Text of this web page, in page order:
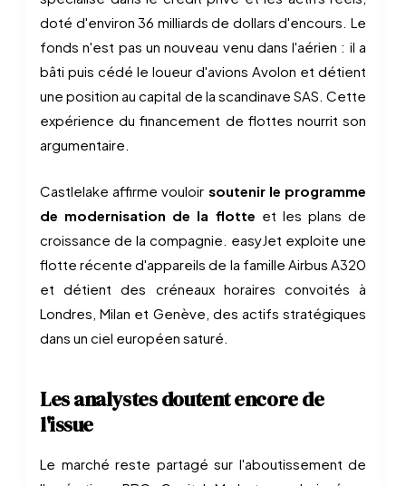
doté d'environ 36 milliards de dollars d'encours. Le
fonds n'est pas un nouveau venu dans l'aérien : il a
bâti puis cédé le loueur d'avions Avolon et détient
une position au capital de la scandinave SAS. Cette
expérience du financement de flottes nourrit son
argumentaire.
Castlelake affirme vouloir soutenir le programme
de modernisation de la flotte et les plans de
croissance de la compagnie. easyJet exploite une
flotte récente d'appareils de la famille Airbus A320
et détient des créneaux horaires convoités à
Londres, Milan et Genève, des actifs stratégiques
dans un ciel européen saturé.
Les analystes doutent encore de
l'issue
Le marché reste partagé sur l'aboutissement de